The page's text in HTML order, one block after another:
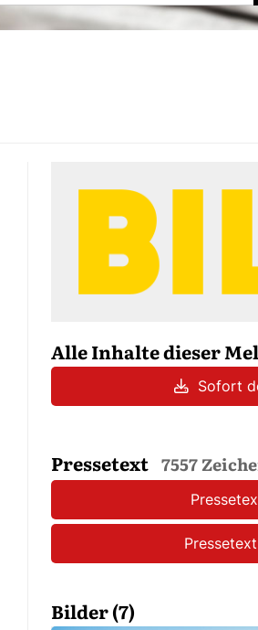
Alle Inhalte dieser
Sofort
Pressetext 7557
Bilder (7)